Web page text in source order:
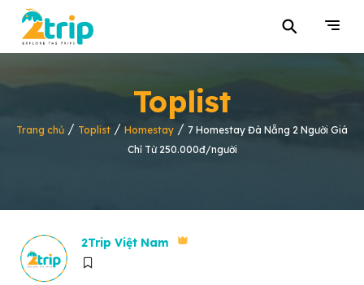
⚲
Toplist
Trang chủ / Toplist / Homestay / 7 Homestay Đà Nẵng 2 Người Giá
Chỉ Từ 250.000đ/người
2Trip Việt Nam